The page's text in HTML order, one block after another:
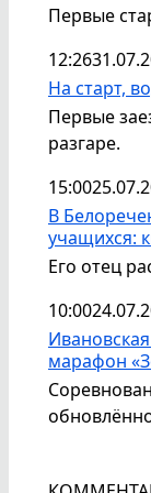
Первые
12:26
На старт,
Первые
разгаре.
15:00
В
учащихся:
Его отец
10:00
марафон